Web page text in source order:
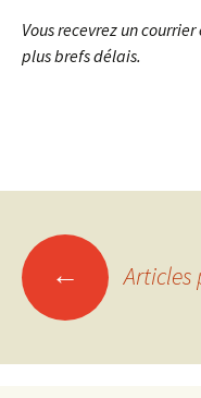
Vous recevrez un
plus brefs délais.
des
← Articles